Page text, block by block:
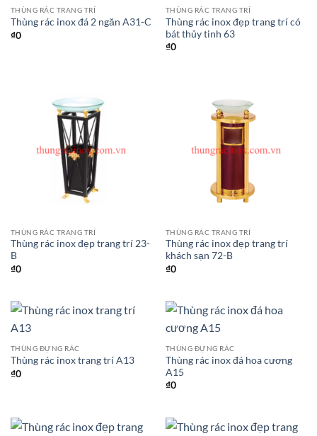
THÙNG RÁC TRANG TRÍ
Thùng rác inox đá 2 ngăn A31-C
₫0
THÙNG RÁC TRANG TRÍ
Thùng rác inox đẹp trang trí có
bát thủy tinh 63
₫0
THÙNG RÁC TRANG TRÍ
Thùng rác inox đẹp trang trí 23-
B
₫0
THÙNG RÁC TRANG TRÍ
Thùng rác inox đẹp trang trí
khách sạn 72-B
₫0
THÙNG ĐỰNG RÁC
Thùng rác inox trang trí A13
₫0
THÙNG ĐỰNG RÁC
Thùng rác inox đá hoa cương
A15
₫0